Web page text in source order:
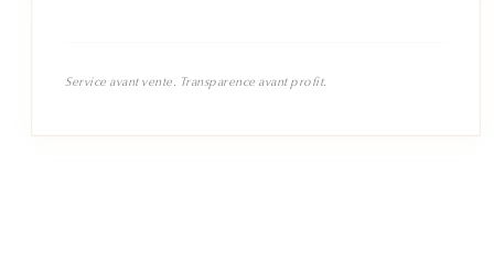
Service avant vente. Transparence avant profit.